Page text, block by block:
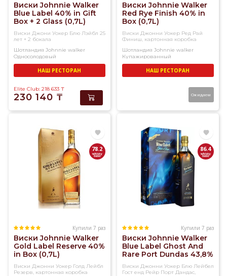
Виски Johnnie Walker
Blue Label 40% in Gift
Box + 2 Glass (0,7L)
Виски Джони Уокер Блю Лэйбл 25
лет + 2 бокала
Шотландия Johnnie walker
Односолодовый
НАШ РЕСТОРАН
Elite Club: 218 633 ₸
230 140 ₸
Виски Johnnie Walker
Red Rye Finish 40% in
Box (0,7L)
Виски Джонни Уокер Ред Рай
Финиш, картонная коробка
Шотландия Johnnie walker
Купажированный
НАШ РЕСТОРАН
Ожидаем
78.2
Купили 7 раз
Виски Johnnie Walker
Gold Label Reserve 40%
in Box (0,7L)
Виски Джонни Уокер Голд Лейбл
Резерв, картонная коробка
86.4
Купили 7 раз
Виски Johnnie Walker
Blue Label Ghost And
Rare Port Dundas 43,8%
(0,7L)
Виски Джонни Уокер Блю Лейбел
Гост енд Рейр Порт Дандас,